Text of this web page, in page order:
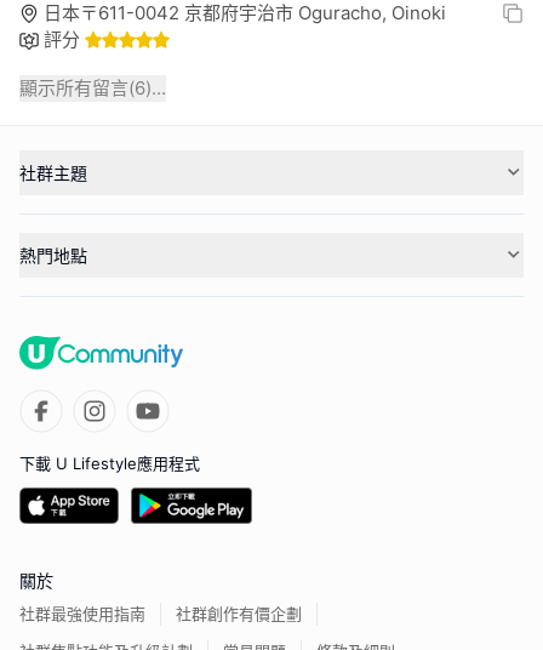
日本〒611-0042 京都府宇治市 Oguracho, Oinoki
評分
顯示所有留言(6)...
社群主題
熱門地點
下載 U Lifestyle應用程式
關於
社群最強使用指南
社群創作有價企劃